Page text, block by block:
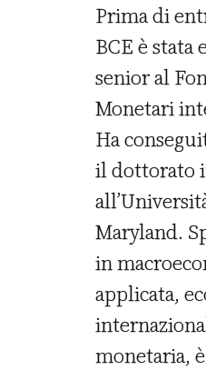
Prima di
BCE è stata
senior al
Monetari
Ha
il dottorato
Maryland.
in
applicata,
monetaria,